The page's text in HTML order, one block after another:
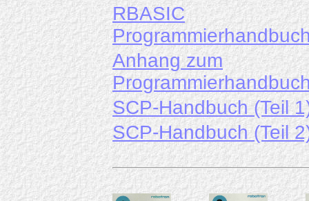
RBASIC
Anhang zum
SCP-Handbuch (Teil
SCP-Handbuch (Teil